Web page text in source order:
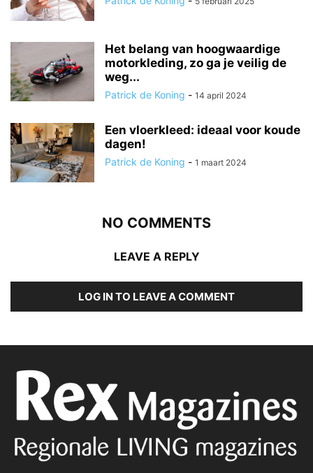
Het belang van hoogwaardige
motorkleding, zo ga je veilig de
weg...
Patrick de Koning - 14 april 2024
Een vloerkleed: ideaal voor koude
dagen!
Patrick de Koning - 1 maart 2024
NO COMMENTS
LEAVE A REPLY
LOG IN TO LEAVE A COMMENT